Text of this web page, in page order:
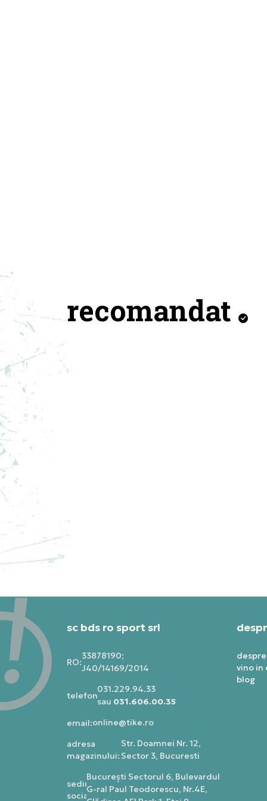
recomandat
sc bds ro sport srl
RO:
33878190;
J40/14169/2014
telefon:
031.229.94.33
sau 031.606.00.35
email:online@tike.ro
adresa
magazinului:
Str. Doamnei Nr. 12,
Sector 3, Bucuresti
sediu
social:
Bucureşti Sectorul 6, Bulevardul
G-ral Paul Teodorescu, Nr.4E,
vino in
blog